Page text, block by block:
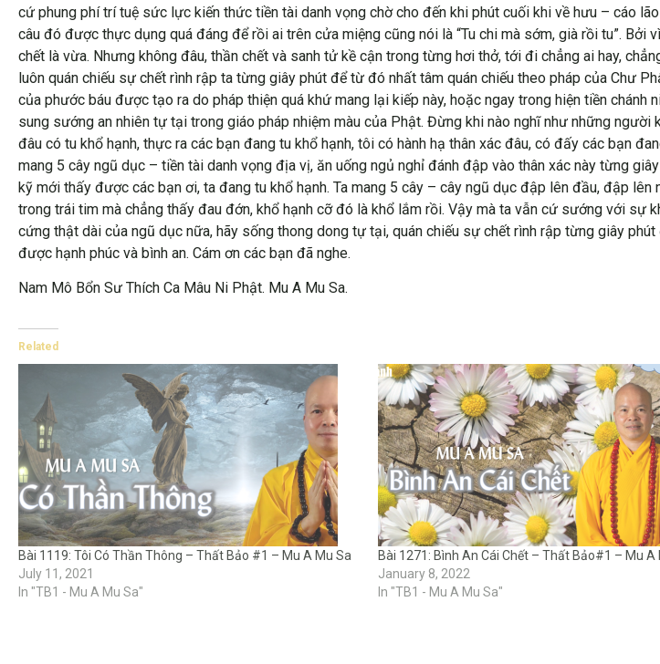
cứ phung phí trí tuệ sức lực kiến thức tiền tài danh vọng chờ cho đến khi phút cuối khi về hưu – cáo
câu đó được thực dụng quá đáng để rồi ai trên cửa miệng cũng nói là “Tu chi mà sớm, già rồi tu”.
chết là vừa. Nhưng không đâu, thần chết và sanh tử kề cận trong từng hơi thở, tới đi chẳng ai hay,
luôn quán chiếu sự chết rình rập ta từng giây phút để từ đó nhất tâm quán chiếu theo pháp của Chư
của phước báu được tạo ra do pháp thiện quá khứ mang lại kiếp này, hoặc ngay trong hiện tiền
sung sướng an nhiên tự tại trong giáo pháp nhiệm màu của Phật. Đừng khi nào nghĩ như những người
đâu có tu khổ hạnh, thực ra các bạn đang tu khổ hạnh, tôi có hành hạ thân xác đâu, có đấy các bạn
mang 5 cây ngũ dục – tiền tài danh vọng địa vị, ăn uống ngủ nghỉ đánh đập vào thân xác này từng
kỹ mới thấy được các bạn ơi, ta đang tu khổ hạnh. Ta mang 5 cây – cây ngũ dục đập lên đầu, đập
trong trái tim mà chẳng thấy đau đớn, khổ hạnh cỡ đó là khổ lắm rồi. Vậy mà ta vẫn cứ sướng với sự
cứng thật dài của ngũ dục nữa, hãy sống thong dong tự tại, quán chiếu sự chết rình rập từng giây
được hạnh phúc và bình an. Cám ơn các bạn đã nghe.
Nam Mô Bổn Sư Thích Ca Mâu Ni Phật. Mu A Mu Sa.
Related
Bài 1119: Tôi Có Thần Thông – Thất Bảo #1 – Mu A Mu Sa
July 11, 2021
In "TB1 - Mu A Mu Sa"
Bài 1271: Bình An Cái Chết – Thất Bảo#1 – Mu A
January 8, 2022
In "TB1 - Mu A Mu Sa"